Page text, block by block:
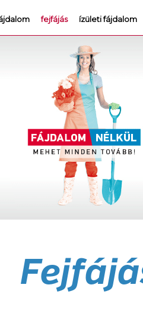
fejfájás ízületi fájdalom